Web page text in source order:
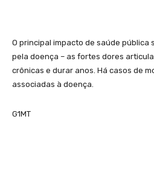
O principal impacto de saúde pública
pela doença – as fortes dores
crônicas e durar anos. Há casos de
associadas à doença.
G1MT